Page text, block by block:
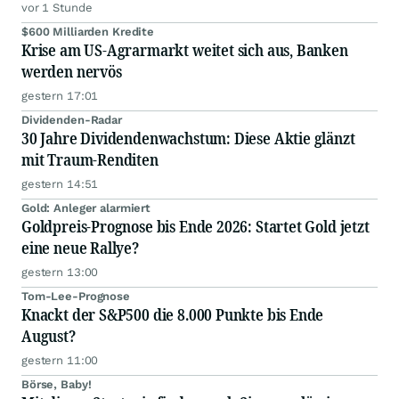
vor 1 Stunde
$600 Milliarden Kredite
Krise am US-Agrarmarkt weitet sich aus, Banken
werden nervös
gestern 17:01
Dividenden-Radar
30 Jahre Dividendenwachstum: Diese Aktie glänzt
mit Traum-Renditen
gestern 14:51
Gold: Anleger alarmiert
Goldpreis-Prognose bis Ende 2026: Startet Gold jetzt
eine neue Rallye?
gestern 13:00
Tom-Lee-Prognose
Knackt der S&P500 die 8.000 Punkte bis Ende
August?
gestern 11:00
Börse, Baby!